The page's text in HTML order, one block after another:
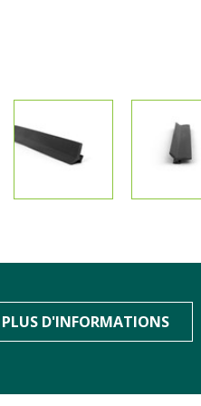
PLUS D'INFORMATIONS